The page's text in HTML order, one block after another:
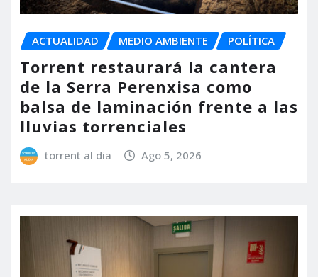
ACTUALIDAD MEDIO AMBIENTE POLÍTICA
Torrent restaurará la cantera
de la Serra Perenxisa como
balsa de laminación frente a las
lluvias torrenciales
torrent al dia Ago 5, 2026